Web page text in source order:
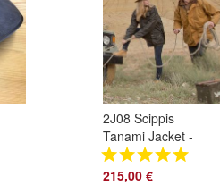
2J08 Scippis
Tanami Jacket -
braun, tan, olive
215,00 €